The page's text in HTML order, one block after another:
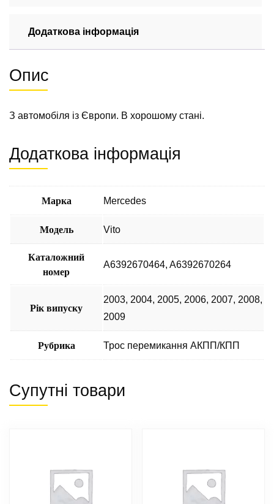
2003-
кількість
Додаткова інформація
Опис
З автомобіля із Європи. В хорошому стані.
Додаткова інформація
Марка Mercedes
Модель Vito
Каталожний
номер
A6392670464, A6392670264
Рік випуску
2003, 2004, 2005, 2006, 2007, 2008,
2009
Рубрика Трос перемикання АКПП/КПП
Супутні товари